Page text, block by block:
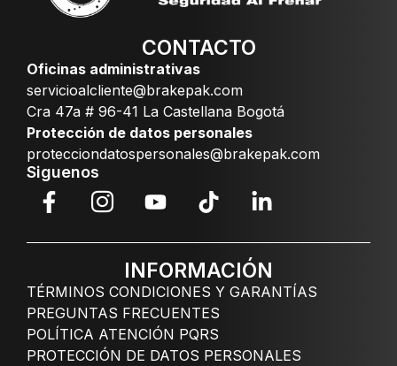
CONTACTO
Oficinas administrativas
servicioalcliente@brakepak.com
Cra 47a # 96-41 La Castellana Bogotá
Protección de datos personales
protecciondatospersonales@brakepak.com
Siguenos
INFORMACIÓN
TÉRMINOS CONDICIONES Y GARANTÍAS
PREGUNTAS FRECUENTES
POLÍTICA ATENCIÓN PQRS
PROTECCIÓN DE DATOS PERSONALES